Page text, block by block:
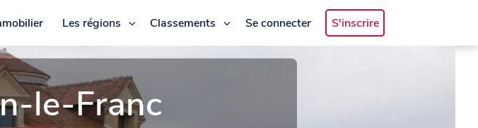
Les régions Classements Se connecter S'inscrire
le-Franc